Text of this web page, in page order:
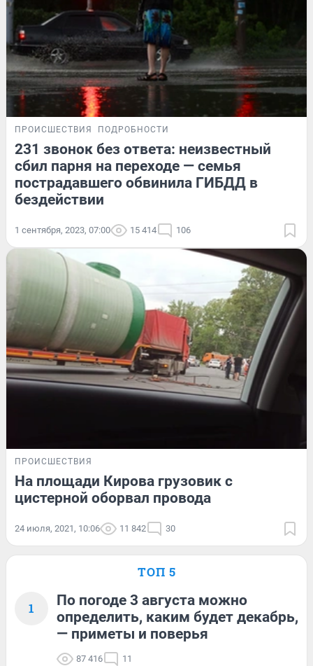
ПРОИСШЕСТВИЯ ПОДРОБНОСТИ
231 звонок без ответа: неизвестный
сбил парня на переходе — семья
пострадавшего обвинила ГИБДД в
бездействии
1 сентября, 2023, 07:00 15 414 106
ПРОИСШЕСТВИЯ
На площади Кирова грузовик с
цистерной оборвал провода
24 июля, 2021, 10:06 11 842 30
ТОП 5
1
По погоде 3 августа можно
определить, каким будет декабрь,
— приметы и поверья
87 416 11